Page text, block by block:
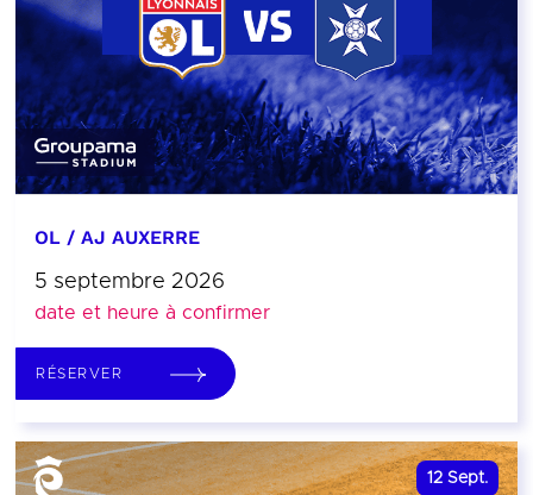
OL / AJ AUXERRE
5 septembre 2026
date et heure à confirmer
RÉSERVER
12 Sept.